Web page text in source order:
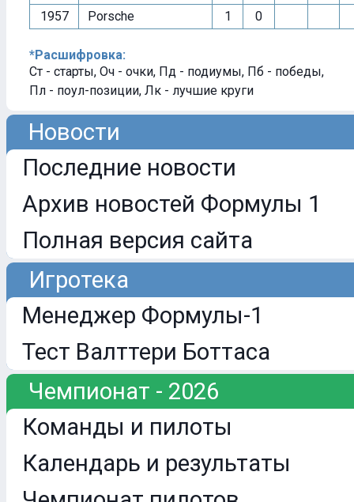
1957
Porsche 1 0
*Расшифровка:
Ст - старты, Оч - очки, Пд - подиумы, Пб - победы,
Пл - поул-позиции, Лк - лучшие круги
Новости
Последние новости
Архив новостей Формулы 1
Полная версия сайта
Игротека
Менеджер Формулы-1
Тест Валттери Боттаса
Чемпионат - 2026
Команды и пилоты
Календарь и результаты